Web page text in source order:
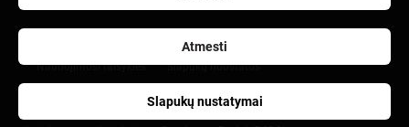
Atmesti
Slapukų nustatymai
Apie banką
Naudojimosi taisyklės Slapukų nuostatos
Asmens duomenų apsauga ir tvarkymas